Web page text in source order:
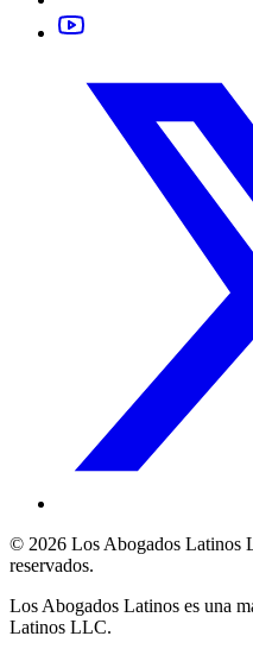
© 2026 Los Abogados Latinos
reservados.
Los Abogados Latinos es una
Latinos LLC.